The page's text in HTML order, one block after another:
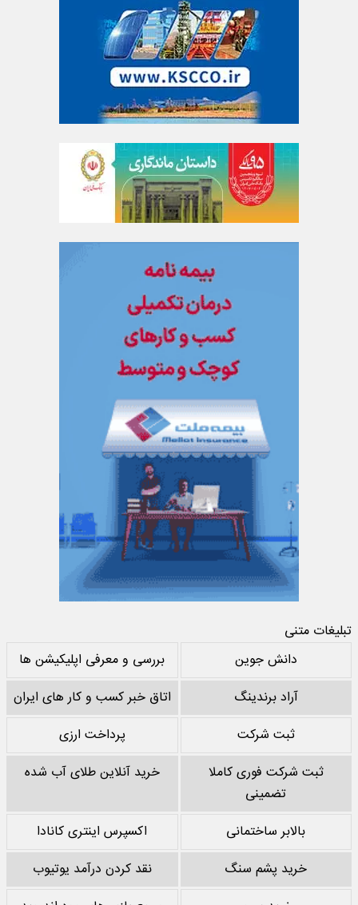
تبلیغات متنی
دانش جوین
بررسی و معرفی اپلیکیشن ها
آراد برندینگ
اتاق خبر کسب و کار های ایران
ثبت شرکت
پرداخت ارزی
ثبت شرکت فوری کاملا
تضمینی
خرید آنلاین طلای آب شده
بالابر ساختمانی
اکسپرس اینتری کانادا
خرید پشم سنگ
نقد کردن درآمد یوتیوب